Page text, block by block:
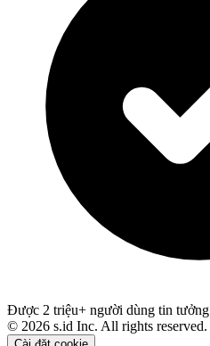
Được 2 triệu+ người dùng tin tưởng
© 2026 s.id Inc. All rights reserved.